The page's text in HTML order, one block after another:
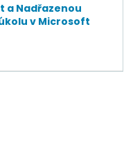
a Nadřazenou
v Microsoft